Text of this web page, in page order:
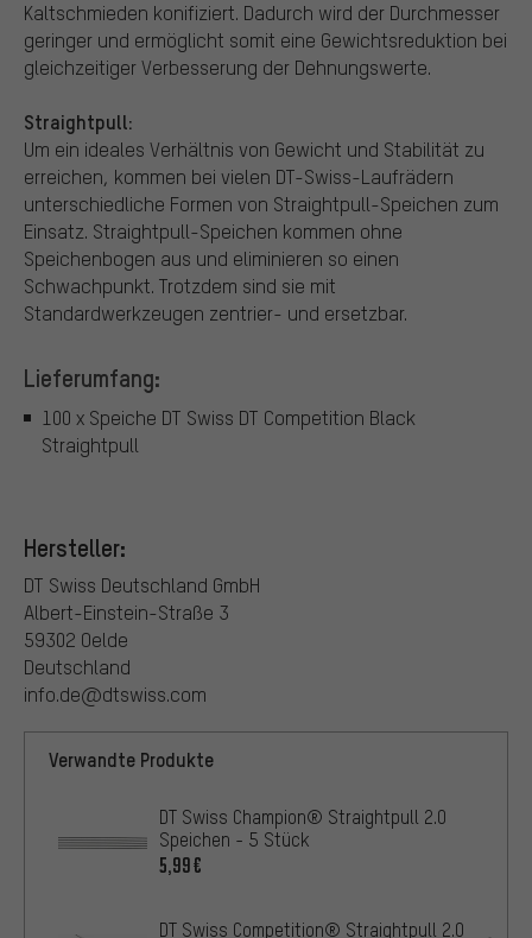
Kaltschmieden konifiziert. Dadurch wird der Durchmesser
geringer und ermöglicht somit eine Gewichtsreduktion bei
gleichzeitiger Verbesserung der Dehnungswerte.
Straightpull:
Um ein ideales Verhältnis von Gewicht und Stabilität zu
erreichen, kommen bei vielen DT-Swiss-Laufrädern
unterschiedliche Formen von Straightpull-Speichen zum
Einsatz. Straightpull-Speichen kommen ohne
Speichenbogen aus und eliminieren so einen
Schwachpunkt. Trotzdem sind sie mit
Standardwerkzeugen zentrier- und ersetzbar.
Lieferumfang:
100 x Speiche DT Swiss DT Competition Black
Straightpull
Hersteller:
DT Swiss Deutschland GmbH
Albert-Einstein-Straße 3
59302 Oelde
Deutschland
info.de@dtswiss.com
Verwandte Produkte
DT Swiss Champion® Straightpull 2.0
Speichen - 5 Stück
5,99€
DT Swiss Competition® Straightpull 2.0